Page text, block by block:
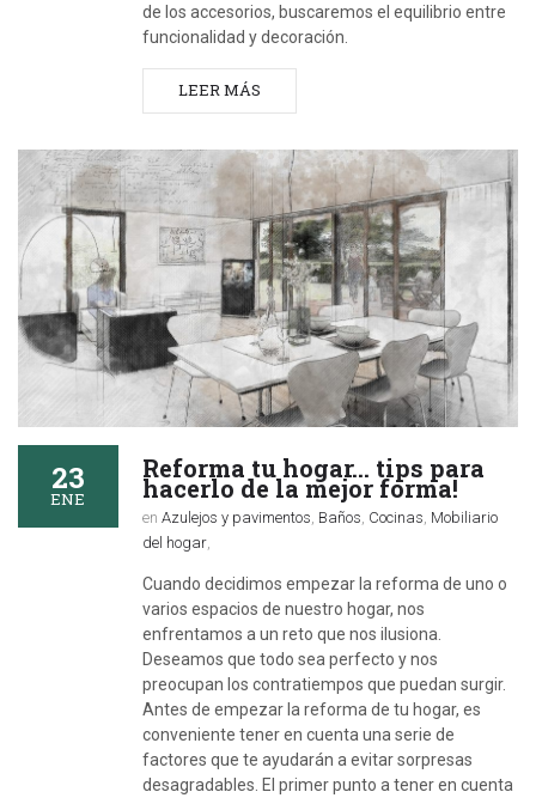
de los accesorios, buscaremos el equilibrio entre
funcionalidad y decoración.
LEER MÁS
23
ENE
Reforma tu hogar… tips para
hacerlo de la mejor forma!
en Azulejos y pavimentos Baños Cocinas Mobiliario
del hogar,
Cuando decidimos empezar la reforma de uno o
varios espacios de nuestro hogar, nos
enfrentamos a un reto que nos ilusiona.
Deseamos que todo sea perfecto y nos
preocupan los contratiempos que puedan surgir.
Antes de empezar la reforma de tu hogar, es
conveniente tener en cuenta una serie de
factores que te ayudarán a evitar sorpresas
desagradables. El primer punto a tener en cuenta